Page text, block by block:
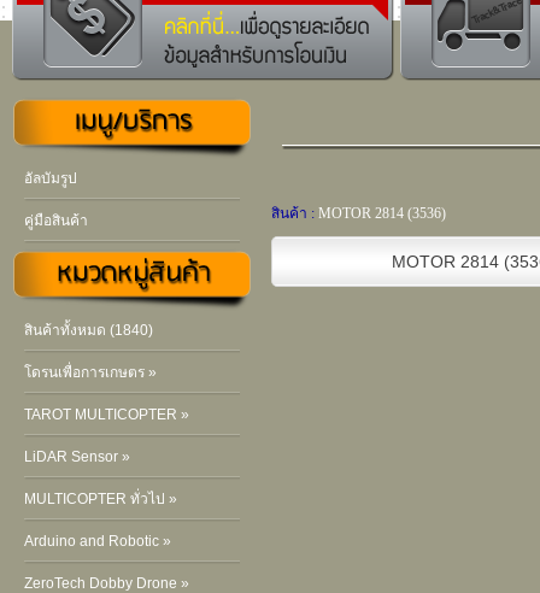
อัลบัมรูป
คู่มือสินค้า
สินค้าทั้งหมด (1840)
โดรนเพื่อการเกษตร »
TAROT MULTICOPTER »
LiDAR Sensor »
MULTICOPTER ทั่วไป »
Arduino and Robotic »
ZeroTech Dobby Drone »
สินค้า : MOTOR 2814 (3536)
MOTOR 2814